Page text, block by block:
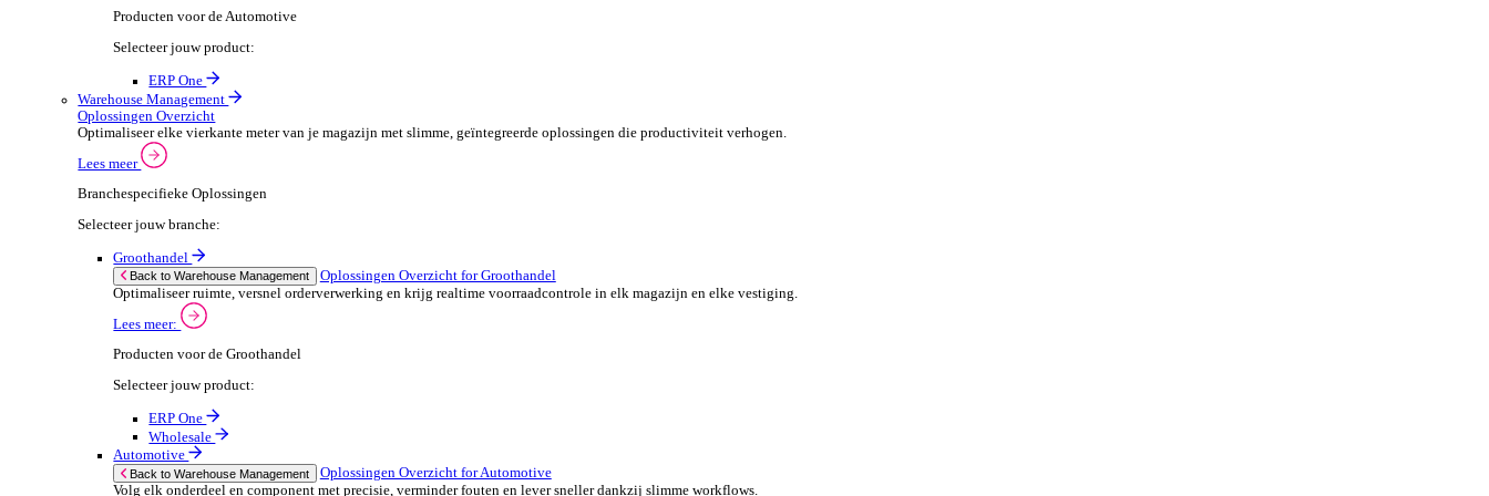
Wholesale
Automotive
Back to POS Oplossingen
Beheer complexe productassortimenten en houd klanten in beweging met snelle, nauwkeurige en flexibele POS-oplossingen — speciaal ontwikkeld voor de aftermarket.
Lees meer:
POS Producten voor de Automotive
Selecteer jouw product:
ERP One
Dimasys
Financiële Administratie
Financieel overzicht is cruciaal voor het succes van je bedrijf.
Branchespecifieke Oplossingen
Selecteer jouw branche: